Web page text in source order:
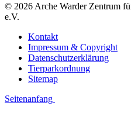
© 2026 Arche Warder Zentrum
e.V.
Kontakt
Impressum & Copyright
Datenschutzerklärung
Tierparkordnung
Sitemap
Seitenanfang